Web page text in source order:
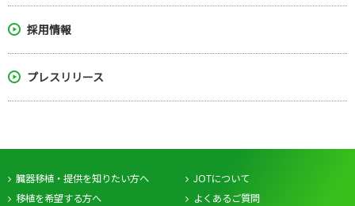
採用情報
プレスリリース
臓器移植・提供を知りたい方へ
移植を希望する方へ
JOTについて
よくあるご質問